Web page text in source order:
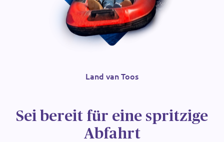
Land van Toos
Sei bereit für eine spritzige
Abfahrt